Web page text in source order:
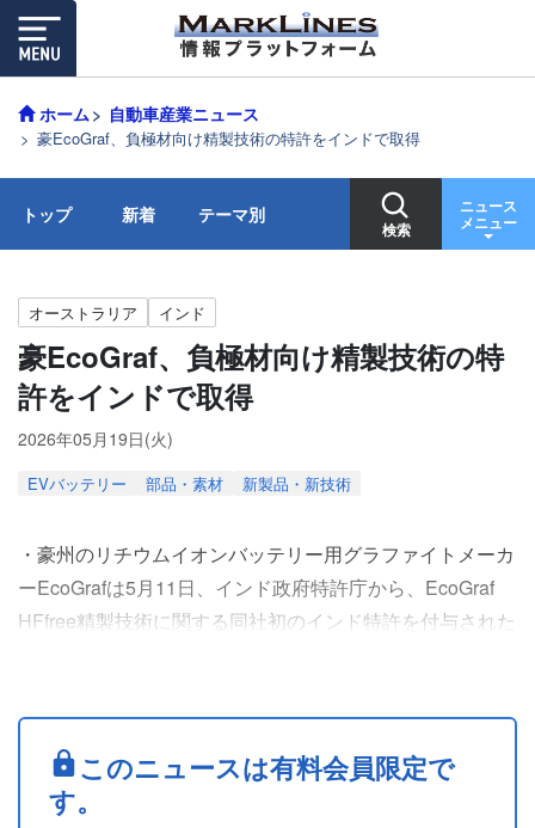
ホーム 自動車産業ニュース
豪EcoGraf、負極材向け精製技術の特許をインドで取得
トップ 新着 テーマ別
検索
ニュース
メニュー
オーストラリア インド
豪EcoGraf、負極材向け精製技術の特
許をインドで取得
2026年05月19日(火)
EVバッテリー 部品・素材 新製品・新技術
・豪州のリチウムイオンバッテリー用グラファイトメーカ
ーEcoGrafは5月11日、インド政府特許庁から、EcoGraf
HFfree精製技術に関する同社初のインド特許を付与された
製品の製造、およびリチウムイオンバッテリー負極のリサ
イクルに関連する幅広い用途での使用を対象としている。
・EcoGrafは独自のHFフリー精製....
このニュースは有料会員限定で
す。